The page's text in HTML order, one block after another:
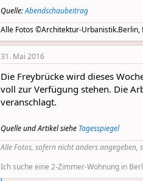
Quelle:Abendschaubeitrag
Alle Fotos ©Architektur-Urbanistik.Berlin,
31. Mai 2016
Die Freybrücke wird dieses
voll zur Verfügung stehen. Die
veranschlagt.
Quelle und Artikel siehe Tagesspiegel
Alle Fotos, sofern nicht anders
Ich suche eine 2-Zimmer-Wohnung in